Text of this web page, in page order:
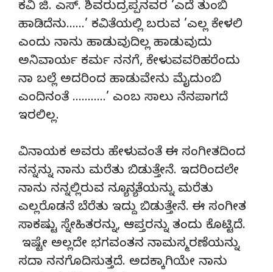
ಕವಿ ಜಿ. ಎಸ್. ಶಿವರುದ್ರಪ್ಪನವರ ’ಎದೆ ತುಂಬಿ
ಹಾಡಿದೆನು……’ ಕವಿತೆಯಲ್ಲಿ ಬರುವ ’ಎಲ್ಲ ಕೇಳಲಿ
ಎಂದು ನಾನು ಹಾಡುವುದಿಲ್ಲ ಹಾಡುವುದು
ಅನಿವಾರ್ಯ ಕರ್ಮ ನನಗೆ, ಕೇಳುವವರಿಹರೆಂದು
ನಾ ಬಲ್ಲೆ ಅದರಿಂದ ಹಾಡುವೇನು ಮೈದುಂಬಿ
ಎಂದಿನಂತೆ ………..’ ಎಂಬ ಸಾಲು ನೆನಪಾಗದೆ
ಇರಲಿಲ್ಲ.
ವಿನಾಯಕ ಅವರು ಹೇಳುವಂತೆ ಈ ಸಂಗೀತದಿಂದ
ನನ್ನನ್ನು ನಾನು ಮರೆತು ಬಿಡುತ್ತೇನೆ. ಇದರಿಂದಲೇ
ನಾನು ನನ್ನಲ್ಲಿರುವ ನ್ಯೂನ್ಯತೆಯನ್ನು ಮರೆತು
ಎಲ್ಲರೊಡನೆ ಬೆರೆತು ಇದ್ದು ಬಿಡುತ್ತೇನೆ. ಈ ಸಂಗೀತ
ಸಾಕಷ್ಟು ಸ್ನೇಹಿತರನ್ನು, ಆಪ್ತರನ್ನು ತಂದು ಕೊಟ್ಟಿದೆ.
ಇಷ್ಟೇ ಅಲ್ಲದೇ ಭಗವಂತನ ನಾಮಸ್ಮರಣೆಯನ್ನು
ಸದಾ ನನಗೊದಿಸುತ್ತದೆ. ಅದಕ್ಕಾಗಿಯೇ ನಾನು